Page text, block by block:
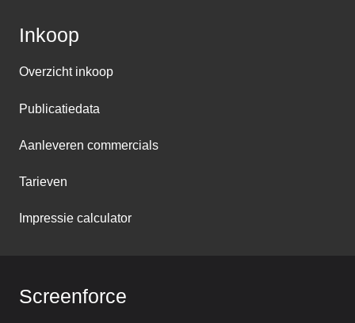
Inkoop
Overzicht inkoop
Publicatiedata
Aanleveren commercials
Tarieven
Impressie calculator
Screenforce